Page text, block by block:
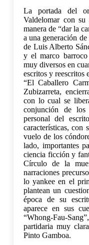
La portada del
Valdelomar con
manera de “dar la
a una generación
de Luis Alberto
y el marco
muy diversos en
escritos y reescritos
“El Caballero
Zubizarreta,
con lo cual se
conjunción de
personal del
características, con
vuelo de los
lado, importantes
ciencia ficción y
Círculo de la
narraciones
lo yankee en el
plantean un
época de su
aparece en sus
“Whong-Fau-
partidaria muy
Pinto Gamboa.